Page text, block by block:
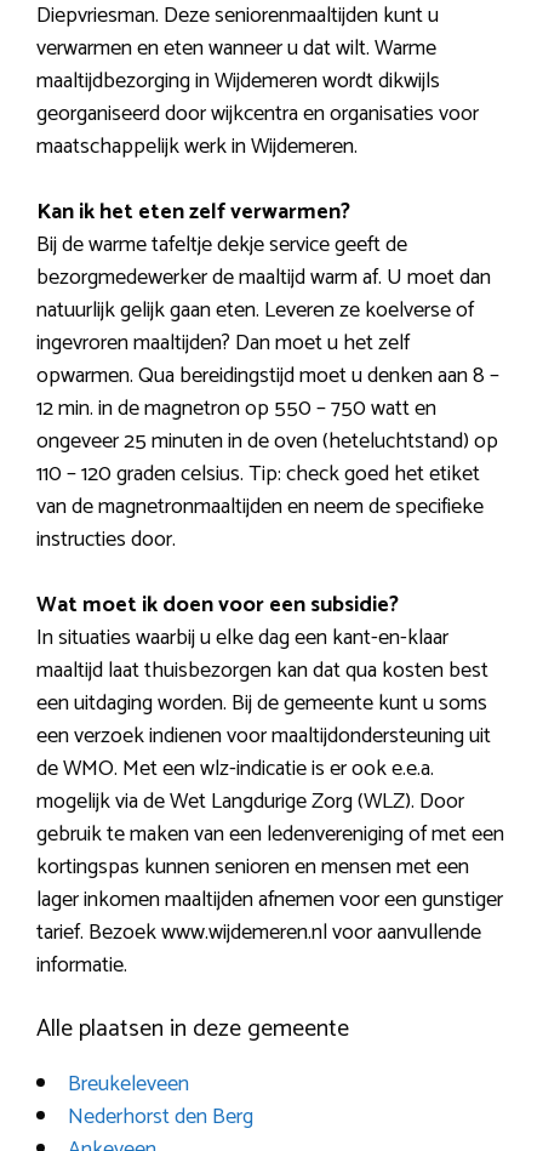
Diepvriesman. Deze seniorenmaaltijden kunt u
verwarmen en eten wanneer u dat wilt. Warme
maaltijdbezorging in Wijdemeren wordt dikwijls
georganiseerd door wijkcentra en organisaties voor
maatschappelijk werk in Wijdemeren.
Kan ik het eten zelf verwarmen?
Bij de warme tafeltje dekje service geeft de
bezorgmedewerker de maaltijd warm af. U moet dan
natuurlijk gelijk gaan eten. Leveren ze koelverse of
ingevroren maaltijden? Dan moet u het zelf
opwarmen. Qua bereidingstijd moet u denken aan 8 –
12 min. in de magnetron op 550 – 750 watt en
ongeveer 25 minuten in de oven (heteluchtstand) op
110 – 120 graden celsius. Tip: check goed het etiket
van de magnetronmaaltijden en neem de specifieke
instructies door.
Wat moet ik doen voor een subsidie?
In situaties waarbij u elke dag een kant-en-klaar
maaltijd laat thuisbezorgen kan dat qua kosten best
een uitdaging worden. Bij de gemeente kunt u soms
een verzoek indienen voor maaltijdondersteuning uit
de WMO. Met een wlz-indicatie is er ook e.e.a.
mogelijk via de Wet Langdurige Zorg (WLZ). Door
gebruik te maken van een ledenvereniging of met een
kortingspas kunnen senioren en mensen met een
lager inkomen maaltijden afnemen voor een gunstiger
tarief. Bezoek www.wijdemeren.nl voor aanvullende
informatie.
Alle plaatsen in deze gemeente
Breukeleveen
Nederhorst den Berg